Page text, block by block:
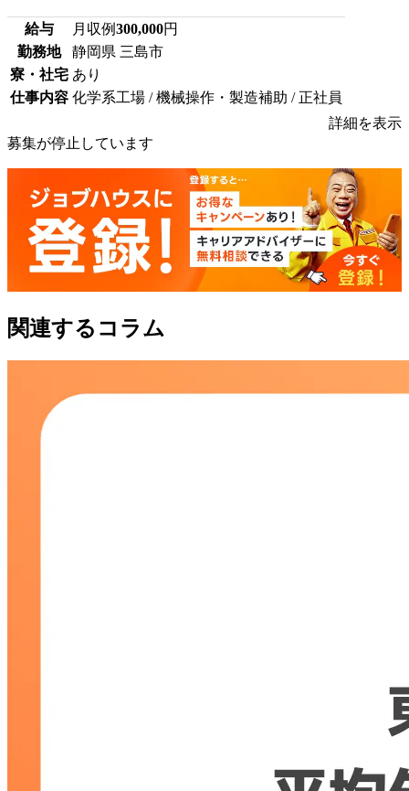
給与 月収例300,000円
勤務地
静岡県 三島市
寮・社宅 あり
仕事内容 化学系工場 / 機械操作・製造補助 / 正社員
詳細を表示
募集が停止しています
関連するコラム